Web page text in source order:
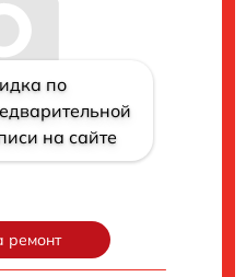
по
на сайте
ремонт